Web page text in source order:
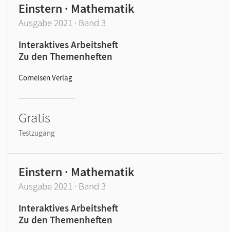
Einstern · Mathematik
Ausgabe 2021 · Band 3
Interaktives Arbeitsheft
Zu den Themenheften
Cornelsen Verlag
Gratis
Testzugang
Einstern · Mathematik
Ausgabe 2021 · Band 3
Interaktives Arbeitsheft
Zu den Themenheften